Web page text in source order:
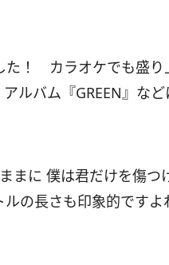
！ カラオケでも盛り
ルバム『GREEN』な
まに 僕は君だけを傷つ
の長さも印象的ですよ